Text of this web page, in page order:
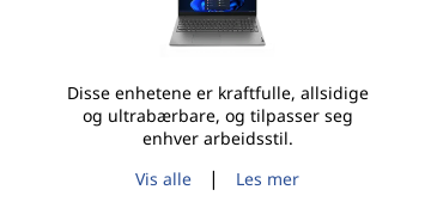
Disse enhetene er kraftfulle, allsidige
og ultrabærbare, og tilpasser seg
enhver arbeidsstil.
Vis alle
| Les mer